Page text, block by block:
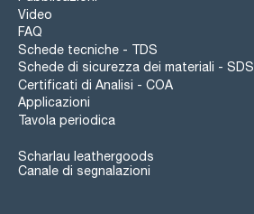
Video
FAQ
Schede tecniche - TDS
Schede di sicurezza dei materiali - SDS
Certificati di Analisi - COA
Applicazioni
Tavola periodica
Scharlau leathergoods
Canale di segnalazioni